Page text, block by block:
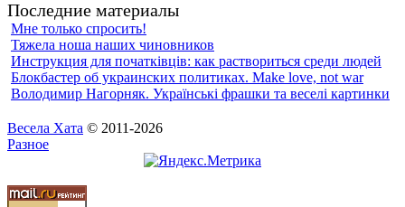
Последние материалы
Мне только спросить!
Тяжела ноша наших чиновников
Инструкция для початкiвцiв: как раствориться среди людей
Блокбастер об украинских политиках. Make love, not war
Володимир Нагорняк. Українські фрашки та веселі картинки
Весела Хата © 2011-2026
Разное